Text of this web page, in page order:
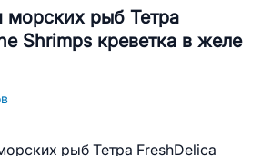
морских рыб Тетра
Shrimps креветка в желе